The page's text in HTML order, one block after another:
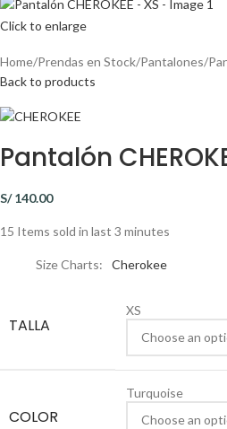
Click to enlarge
Home Prendas en Stock Pantalones
Back to products
Pantalón
S/140.00
15 Items sold in last 3 minutes
Size Charts Cherokee
TALLA
XS
COLOR
Turquoise